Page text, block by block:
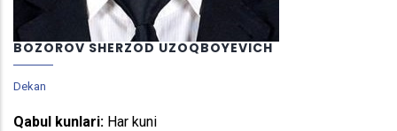
BOZOROV SHERZOD UZOQBOYEVICH
Dekan
Qabul kunlari: Har kuni